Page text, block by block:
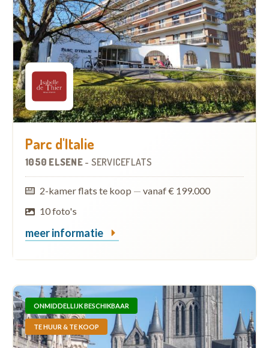
Parc d'Italie
1050 ELSENE - SERVICEFLATS
2-kamer flats te koop — vanaf € 199.000
10 foto's
meer informatie
ONMIDDELLIJK BESCHIKBAAR
TE HUUR & TE KOOP